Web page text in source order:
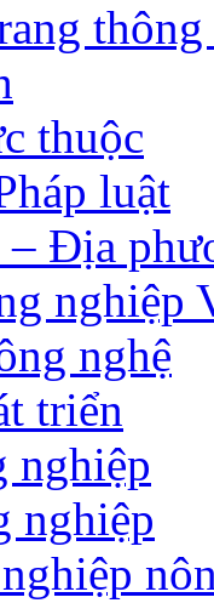
thuộc
luật
– Địa
nghiệp
nghệ
triển
nghiệp
nghiệp